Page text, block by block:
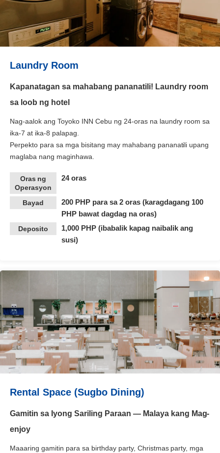
Laundry Room
Kapanatagan sa mahabang pananatili! Laundry room
sa loob ng hotel
Nag-aalok ang Toyoko INN Cebu ng 24-oras na laundry room sa
ika-7 at ika-8 palapag.
Perpekto para sa mga bisitang may mahabang pananatili upang
maglaba nang maginhawa.
Oras ng
Operasyon
24 oras
Bayad
200 PHP para sa 2 oras (karagdagang 100
PHP bawat dagdag na oras)
Deposito
1,000 PHP (ibabalik kapag naibalik ang
susi)
Rental Space (Sugbo Dining)
Gamitin sa Iyong Sariling Paraan — Malaya kang Mag-
enjoy
Maaaring gamitin para sa birthday party, Christmas party, mga